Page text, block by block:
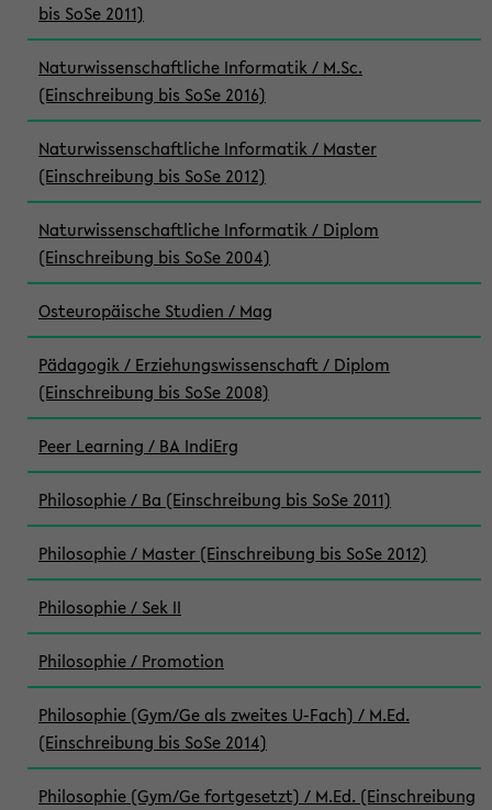
bis SoSe 2011)
Naturwissenschaftliche Informatik / M.Sc.
(Einschreibung bis SoSe 2016)
Naturwissenschaftliche Informatik / Master
(Einschreibung bis SoSe 2012)
Naturwissenschaftliche Informatik / Diplom
(Einschreibung bis SoSe 2004)
Osteuropäische Studien / Mag
Pädagogik / Erziehungswissenschaft / Diplom
(Einschreibung bis SoSe 2008)
Peer Learning / BA IndiErg
Philosophie / Ba (Einschreibung bis SoSe 2011)
Philosophie / Master (Einschreibung bis SoSe 2012)
Philosophie / Sek II
Philosophie / Promotion
Philosophie (Gym/Ge als zweites U-Fach) / M.Ed.
(Einschreibung bis SoSe 2014)
Philosophie (Gym/Ge fortgesetzt) / M.Ed. (Einschreibung